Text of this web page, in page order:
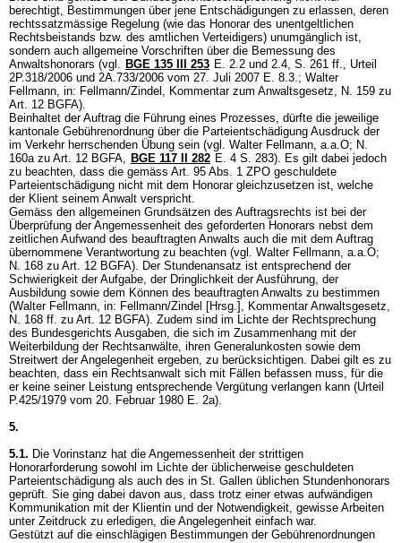
berechtigt, Bestimmungen über jene Entschädigungen zu erlassen, deren
rechtssatzmässige Regelung (wie das Honorar des unentgeltlichen
Rechtsbeistands bzw. des amtlichen Verteidigers) unumgänglich ist,
sondern auch allgemeine Vorschriften über die Bemessung des
Anwaltshonorars (vgl. BGE 135 III 253 E. 2.2 und 2.4, S. 261 ff., Urteil
2P.318/2006 und 2A.733/2006 vom 27. Juli 2007 E. 8.3.; Walter
Fellmann, in: Fellmann/Zindel, Kommentar zum Anwaltsgesetz, N. 159 zu
Art. 12 BGFA).
Beinhaltet der Auftrag die Führung eines Prozesses, dürfte die jeweilige
kantonale Gebührenordnung über die Parteientschädigung Ausdruck der
im Verkehr herrschenden Übung sein (vgl. Walter Fellmann, a.a.O; N.
160a zu Art. 12 BGFA, BGE 117 II 282 E. 4 S. 283). Es gilt dabei jedoch
zu beachten, dass die gemäss Art. 95 Abs. 1 ZPO geschuldete
Parteientschädigung nicht mit dem Honorar gleichzusetzen ist, welche
der Klient seinem Anwalt verspricht.
Gemäss den allgemeinen Grundsätzen des Auftragsrechts ist bei der
Überprüfung der Angemessenheit des geforderten Honorars nebst dem
zeitlichen Aufwand des beauftragten Anwalts auch die mit dem Auftrag
übernommene Verantwortung zu beachten (vgl. Walter Fellmann, a.a.O;
N. 168 zu Art. 12 BGFA). Der Stundenansatz ist entsprechend der
Schwierigkeit der Aufgabe, der Dringlichkeit der Ausführung, der
Ausbildung sowie dem Können des beauftragten Anwalts zu bestimmen
(Walter Fellmann, in: Fellmann/Zindel [Hrsg.], Kommentar Anwaltsgesetz,
N. 168 ff. zu Art. 12 BGFA). Zudem sind im Lichte der Rechtsprechung
des Bundesgerichts Ausgaben, die sich im Zusammenhang mit der
Weiterbildung der Rechtsanwälte, ihren Generalunkosten sowie dem
Streitwert der Angelegenheit ergeben, zu berücksichtigen. Dabei gilt es zu
beachten, dass ein Rechtsanwalt sich mit Fällen befassen muss, für die
er keine seiner Leistung entsprechende Vergütung verlangen kann (Urteil
P.425/1979 vom 20. Februar 1980 E. 2a).
5.
5.1. Die Vorinstanz hat die Angemessenheit der strittigen
Honorarforderung sowohl im Lichte der üblicherweise geschuldeten
Parteientschädigung als auch des in St. Gallen üblichen Stundenhonorars
geprüft. Sie ging dabei davon aus, dass trotz einer etwas aufwändigen
Kommunikation mit der Klientin und der Notwendigkeit, gewisse Arbeiten
unter Zeitdruck zu erledigen, die Angelegenheit einfach war.
Gestützt auf die einschlägigen Bestimmungen der Gebührenordnungen